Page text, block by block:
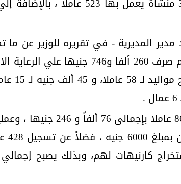
المديرية - في تقريره للوزير عن ما
خلال شهر ديسمبر الماضي- أنه تم صرف 260 ألفا و746 جنيها
والصحية ، منها
كما تم صرف منح رعاية صحية لـ 867 عاملا
بمبلغ
كارنيهات لهم، وبذلك يصبح إجمالي